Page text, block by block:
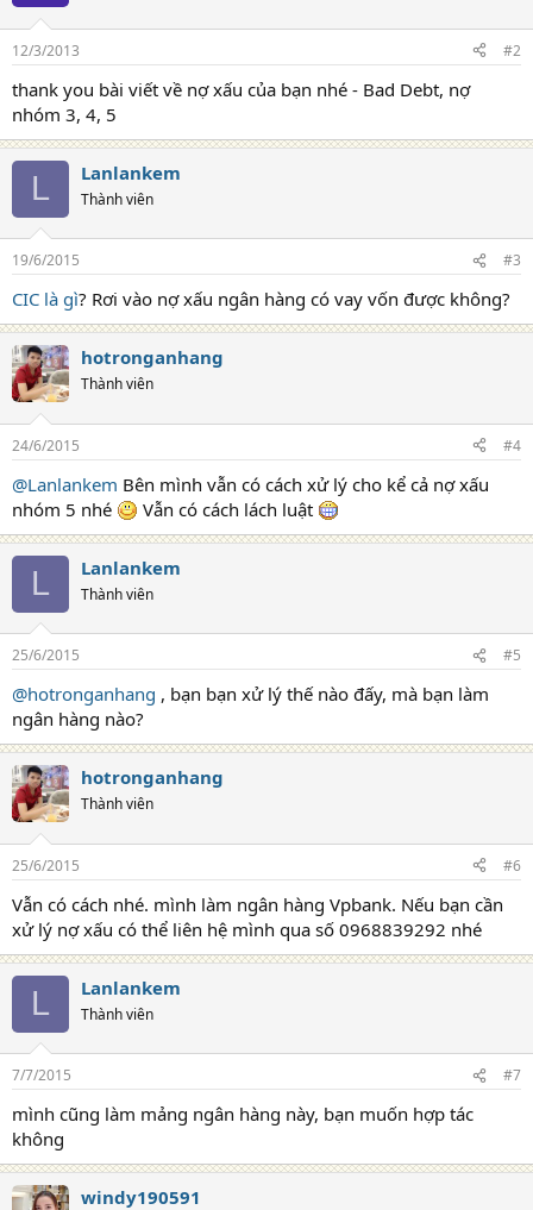
12/3/2013 #2
thank you bài viết về nợ xấu của bạn nhé - Bad Debt, nợ
nhóm 3, 4, 5
L Lanlankem
Thành viên
19/6/2015 #3
CIC là gì? Rơi vào nợ xấu ngân hàng có vay vốn được không?
hotronganhang
Thành viên
24/6/2015 #4
@Lanlankem Bên mình vẫn có cách xử lý cho kể cả nợ xấu
nhóm 5 nhé
Vẫn có cách lách luật
L Lanlankem
Thành viên
25/6/2015 #5
@hotronganhang , bạn bạn xử lý thế nào đấy, mà bạn làm
ngân hàng nào?
hotronganhang
Thành viên
25/6/2015 #6
Vẫn có cách nhé. mình làm ngân hàng Vpbank. Nếu bạn cần
xử lý nợ xấu có thể liên hệ mình qua số 0968839292 nhé
L Lanlankem
Thành viên
7/7/2015 #7
mình cũng làm mảng ngân hàng này, bạn muốn hợp tác
không
windy190591